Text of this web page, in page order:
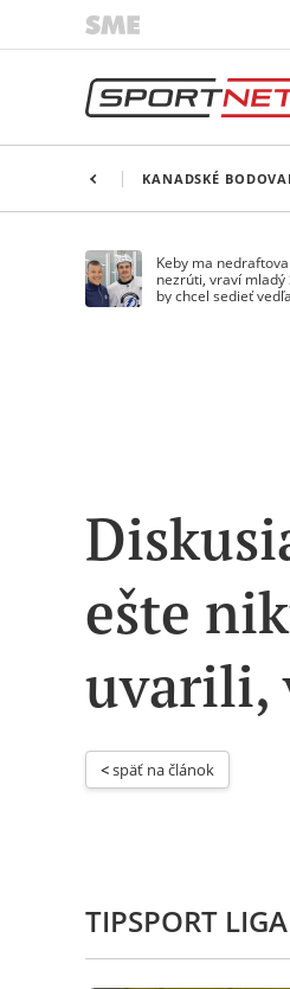
KANADSKÉ
Keby ma
nezrúti, vraví mladý
by chcel sedieť
ešte
uvarili,
< späť na článok
TIPSPORT LIGA